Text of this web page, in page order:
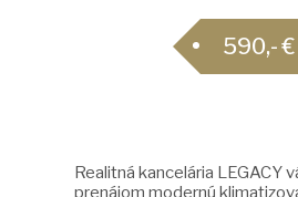
590,- €
Realitná kancelária LEGACY
prenájom modernú